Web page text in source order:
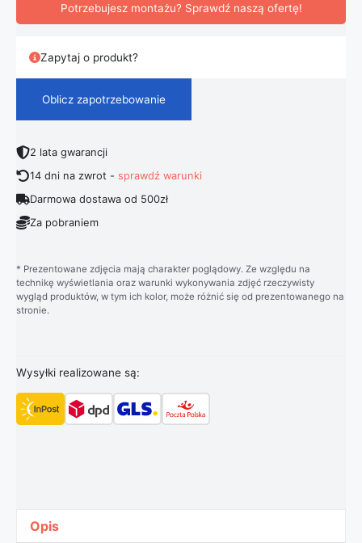
Potrzebujesz montażu? Sprawdź naszą ofertę!
Zapytaj o produkt?
Oblicz zapotrzebowanie
2 lata gwarancji
14 dni na zwrot -sprawdź warunki
Darmowa dostawa od 500zł
Za pobraniem
* Prezentowane zdjęcia mają charakter poglądowy. Ze względu na
technikę wyświetlania oraz warunki wykonywania zdjęć rzeczywisty
wygląd produktów, w tym ich kolor, może różnić się od prezentowanego na
stronie.
Wysyłki realizowane są:
Opis